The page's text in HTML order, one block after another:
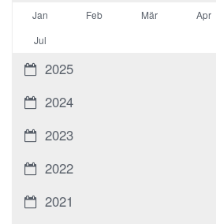
Jan Feb Mär Apr
Jul
2025
2024
2023
2022
2021